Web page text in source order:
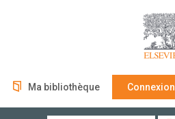
Ma bibliothèque Connexion